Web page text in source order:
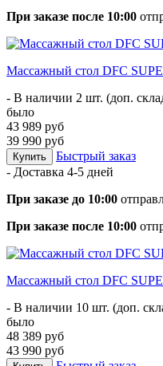
При заказе после 10:00
Массажный стол DFC
- В наличии 2 шт. (доп.
было
43 989 руб
39 990 руб
Купить
Быстрый заказ
- Доставка 4-5 дней
При заказе до 10:00
При заказе после 10:00
Массажный стол DFC
- В наличии 10 шт. (доп.
было
48 389 руб
43 990 руб